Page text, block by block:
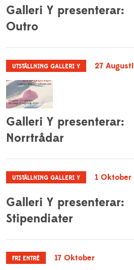
Evenemang
Konstskolan
Personuppgiftspolicy
Projekt
Pressrum
Studieinformation
Resurscentrum
Träning och aktiviteter
Galleri Y presenterar:
Outro
UTSTÄLLNING GALLERI Y 27 Augusti
Galleri Y presenterar:
Norrtrådar
UTSTÄLLNING GALLERI Y 1 Oktober
Galleri Y presenterar:
Stipendiater
FRI ENTRÉ 17 Oktober